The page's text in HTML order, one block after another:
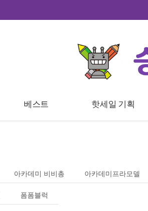
베스트 핫세일 기획
아카데미 비비총 아카데미프라모델
폼폼블럭